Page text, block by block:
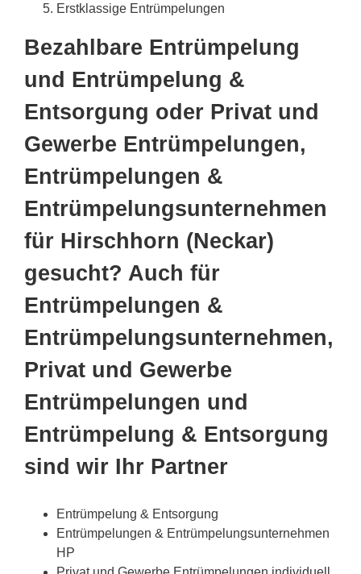
Erstklassige Entrümpelungen
Bezahlbare Entrümpelung
und Entrümpelung &
Entsorgung oder Privat und
Gewerbe Entrümpelungen,
Entrümpelungen &
Entrümpelungsunternehmen
für Hirschhorn (Neckar)
gesucht? Auch für
Entrümpelungen &
Entrümpelungsunternehmen,
Privat und Gewerbe
Entrümpelungen und
Entrümpelung & Entsorgung
sind wir Ihr Partner
Entrümpelung & Entsorgung
Entrümpelungen & Entrümpelungsunternehmen
HP